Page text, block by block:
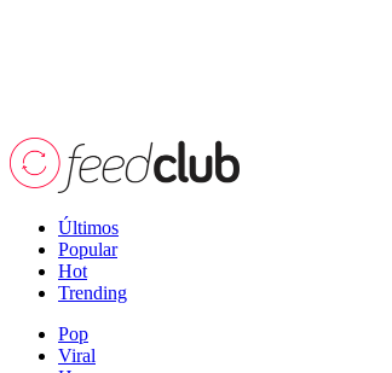
Últimos
Popular
Hot
Trending
Pop
Viral